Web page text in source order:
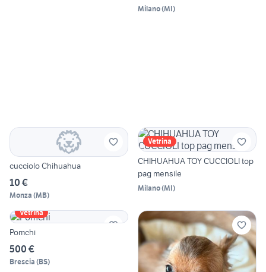
Milano(MI)
cucciolo Chihuahua
10 €
Monza (MB)
Vetrina
CHIHUAHUA TOY CUCCIOLI top
pag mensile
Milano(MI)
Vetrina
Pomchi
500 €
Brescia (BS)